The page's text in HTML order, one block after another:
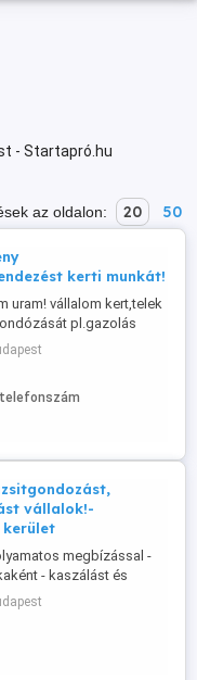
- Startapró.hu
az oldalon: 20 50
kerti munkát!
uram! vállalom kert,telek
pl.gazolás
permetezés gyomirtás
tuják nyirását kertek
tereprendezést
gallyazását
vállalok!-
kerület
megbízással -
- kaszálást és
(gyeptrágyázás,
gyepgyomirtás,
permetezés, stb.),